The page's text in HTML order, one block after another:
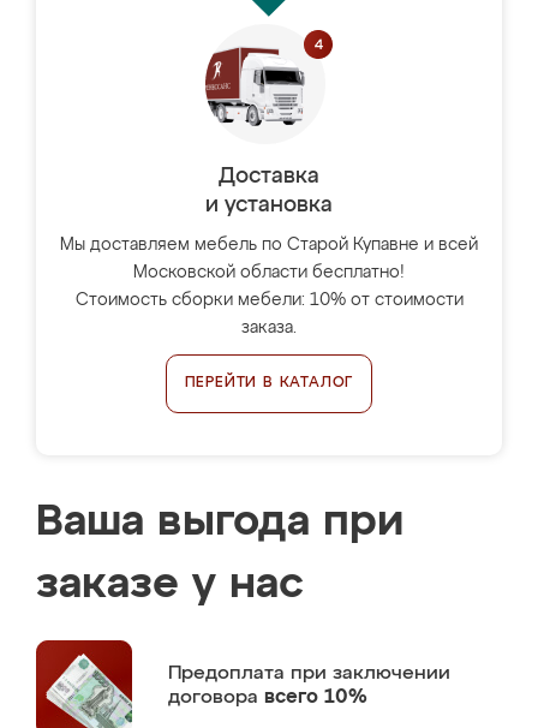
Доставка
и установка
Мы доставляем мебель по Старой Купавне и всей
Московской области бесплатно!
Стоимость сборки мебели: 10% от стоимости
заказа.
ПЕРЕЙТИ В КАТАЛОГ
Ваша выгода при
заказе у нас
Предоплата при заключении
договора всего 10%